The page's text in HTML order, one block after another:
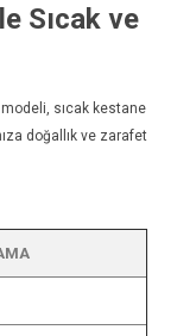
Sıcak ve
sıcak kestane
doğallık ve zarafet